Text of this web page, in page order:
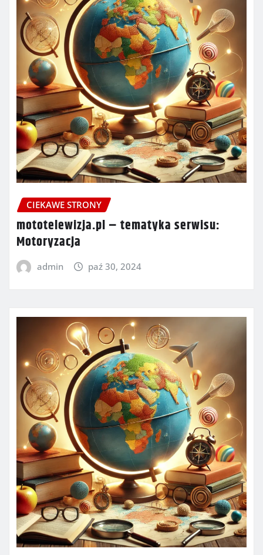
CIEKAWE STRONY
mototelewizja.pl – tematyka serwisu:
Motoryzacja
admin paź 30, 2024